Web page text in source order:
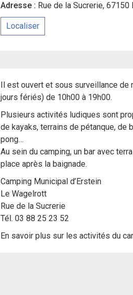
Adresse : Rue de la Sucrerie, 67150
Localiser
Il est ouvert et sous surveillance de
jours fériés) de 10h00 à 19h00.
Plusieurs activités ludiques sont
de kayaks, terrains de pétanque,
pong…
Au sein du camping, un bar avec
place après la baignade.
Camping Municipal d’Erstein
Le Wagelrott
Rue de la Sucrerie
Tél. 03 88 25 23 52
En savoir plus sur les activités du